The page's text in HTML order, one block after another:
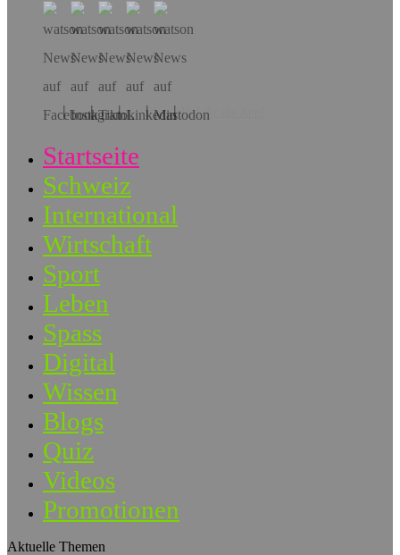
Hol dir die App!
Startseite
Schweiz
International
Wirtschaft
Sport
Leben
Spass
Digital
Wissen
Blogs
Quiz
Videos
Promotionen
Aktuelle Themen